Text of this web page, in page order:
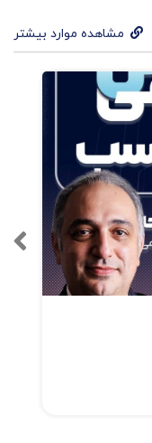
مشاهده موارد بیشتر